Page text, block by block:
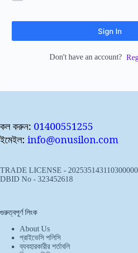
Sign In
Don't have an account?
কল করুন: 01400551255
ইমেইল: info@onusilon.com
TRADE LICENSE -
DBID No - 323452618
গুরুত্বপূর্ণ লিংক
About Us
প্রাইভেসি পলিসি
ব্যবহারকারীর শর্তাবলি